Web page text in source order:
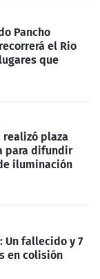
Pancho
el Rio
que
plaza
para difundir
iluminación
Un fallecido y 7
en colisión